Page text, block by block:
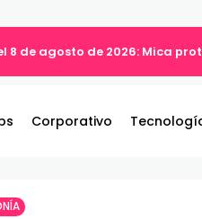
8 de agosto de 2026: Mica
Corporativo